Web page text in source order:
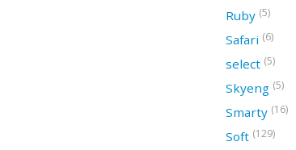
Ruby (5)
Safari (6)
select (5)
Skyeng (5)
Smarty (16)
Soft (129)